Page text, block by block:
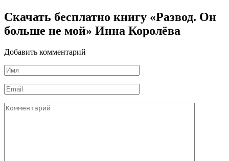
Скачать бесплатно книгу «Развод. Он
больше не мой» Инна Королёва
Добавить комментарий
Имя
*
Email
*
Комментарий